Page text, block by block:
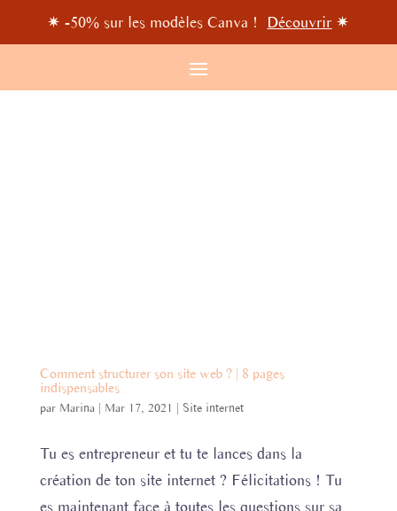
✷ -50% sur les modèles Canva ! Découvrir ✷
Comment structurer son site web ? | 8 pages
indispensables
par Marina | Mar 17, 2021 | Site internet
Tu es entrepreneur et tu te lances dans la
création de ton site internet ? Félicitations ! Tu
es maintenant face à toutes les questions sur sa